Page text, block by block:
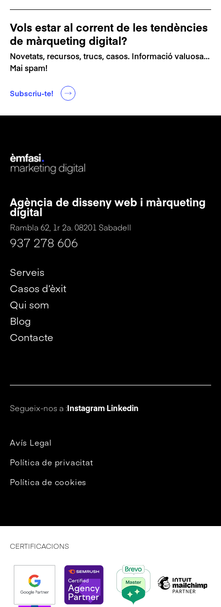
Vols estar al corrent de les tendències
de màrqueting digital?
Novetats, recursos, trucs, casos. Informació valuosa...
Mai spam!
Subscriu-te!
Agència de disseny web i màrqueting
digital
Rambla 62, 1r 2a. 08201 Sabadell
937 278 606
Serveis
Casos d’èxit
Qui som
Blog
Contacte
Segueix-nos a :Instagram·Linkedin
Avís Legal
Política de privacitat
Política de cookies
CERTIFICACIONS